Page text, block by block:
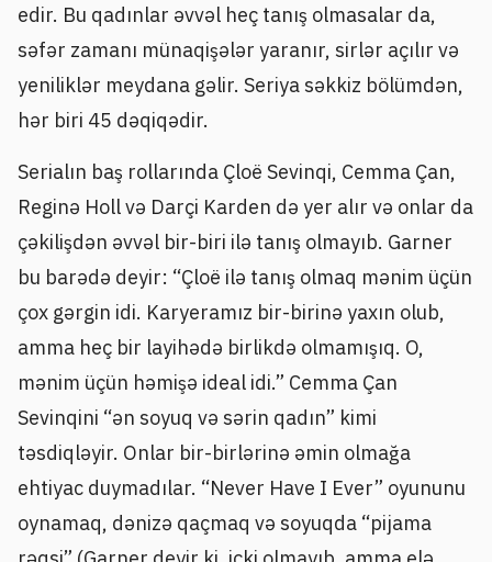
edir. Bu qadınlar əvvəl heç tanış olmasalar da,
səfər zamanı münaqişələr yaranır, sirlər açılır və
yeniliklər meydana gəlir. Seriya səkkiz bölümdən,
hər biri 45 dəqiqədir.
Serialın baş rollarında Çloë Sevinqi, Cemma Çan,
Reginə Holl və Darçi Karden də yer alır və onlar da
çəkilişdən əvvəl bir-biri ilə tanış olmayıb. Garner
bu barədə deyir: “Çloë ilə tanış olmaq mənim üçün
çox gərgin idi. Karyeramız bir-birinə yaxın olub,
amma heç bir layihədə birlikdə olmamışıq. O,
mənim üçün həmişə ideal idi.” Cemma Çan
Sevinqini “ən soyuq və sərin qadın” kimi
təsdiqləyir. Onlar bir-birlərinə əmin olmağa
ehtiyac duymadılar. “Never Have I Ever” oyununu
oynamaq, dənizə qaçmaq və soyuqda “pijama